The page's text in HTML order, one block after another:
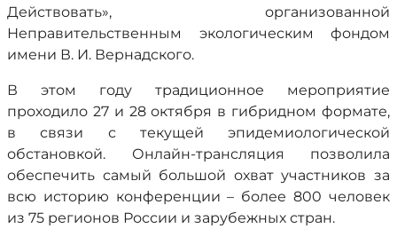
Действовать», организованной
Неправительственным экологическим фондом
имени В. И. Вернадского.
В этом году традиционное мероприятие
проходило 27 и 28 октября в гибридном формате,
в связи с текущей эпидемиологической
обстановкой. Онлайн-трансляция позволила
обеспечить самый большой охват участников за
всю историю конференции – более 800 человек
из 75 регионов России и зарубежных стран.